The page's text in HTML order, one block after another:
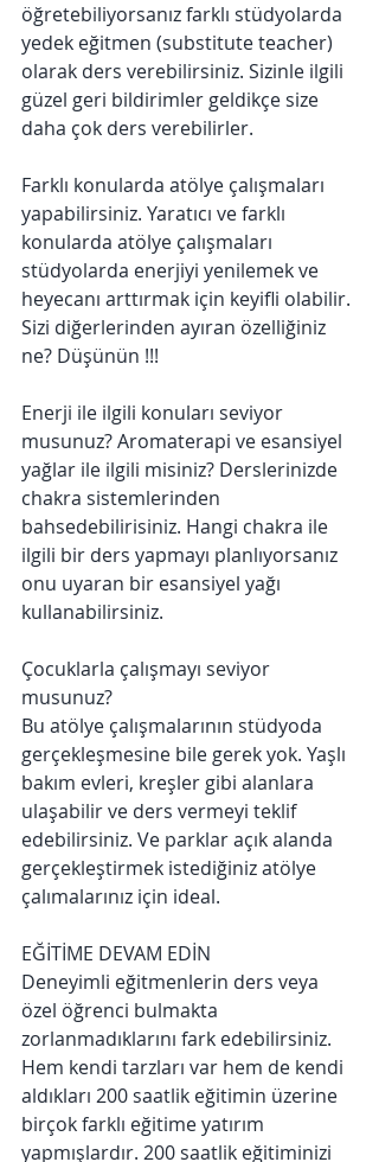
öğretebiliyorsanız farklı stüdyolarda
yedek eğitmen (substitute teacher)
olarak ders verebilirsiniz. Sizinle ilgili
güzel geri bildirimler geldikçe size
daha çok ders verebilirler.
Farklı konularda atölye çalışmaları
yapabilirsiniz. Yaratıcı ve farklı
konularda atölye çalışmaları
stüdyolarda enerjiyi yenilemek ve
heyecanı arttırmak için keyifli olabilir.
Sizi diğerlerinden ayıran özelliğiniz
ne? Düşünün !!!
Enerji ile ilgili konuları seviyor
musunuz? Aromaterapi ve esansiyel
yağlar ile ilgili misiniz? Derslerinizde
chakra sistemlerinden
bahsedebilirisiniz. Hangi chakra ile
ilgili bir ders yapmayı planlıyorsanız
onu uyaran bir esansiyel yağı
kullanabilirsiniz.
Çocuklarla çalışmayı seviyor
musunuz?
Bu atölye çalışmalarının stüdyoda
gerçekleşmesine bile gerek yok. Yaşlı
bakım evleri, kreşler gibi alanlara
ulaşabilir ve ders vermeyi teklif
edebilirsiniz. Ve parklar açık alanda
gerçekleştirmek istediğiniz atölye
çalımalarınız için ideal.
EĞİTİME DEVAM EDİN
Deneyimli eğitmenlerin ders veya
özel öğrenci bulmakta
zorlanmadıklarını fark edebilirsiniz.
Hem kendi tarzları var hem de kendi
aldıkları 200 saatlik eğitimin üzerine
birçok farklı eğitime yatırım
yapmışlardır. 200 saatlik eğitiminizi